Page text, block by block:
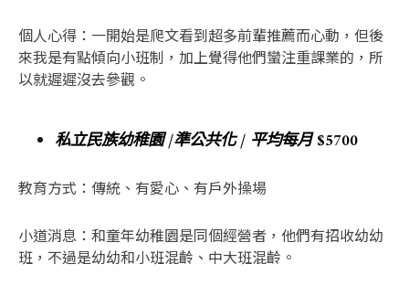
個人心得：一開始是爬文看到超多前輩推薦而心動，但後
來我是有點傾向小班制，加上覺得他們蠻注重課業的，所
以就遲遲沒去參觀。
私立民族幼稚園 /準公共化 / 平均每月 $5700
教育方式：傳統、有愛心、有戶外操場
小道消息：和童年幼稚園是同個經營者，他們有招收幼幼
班，不過是幼幼和小班混齡、中大班混齡。